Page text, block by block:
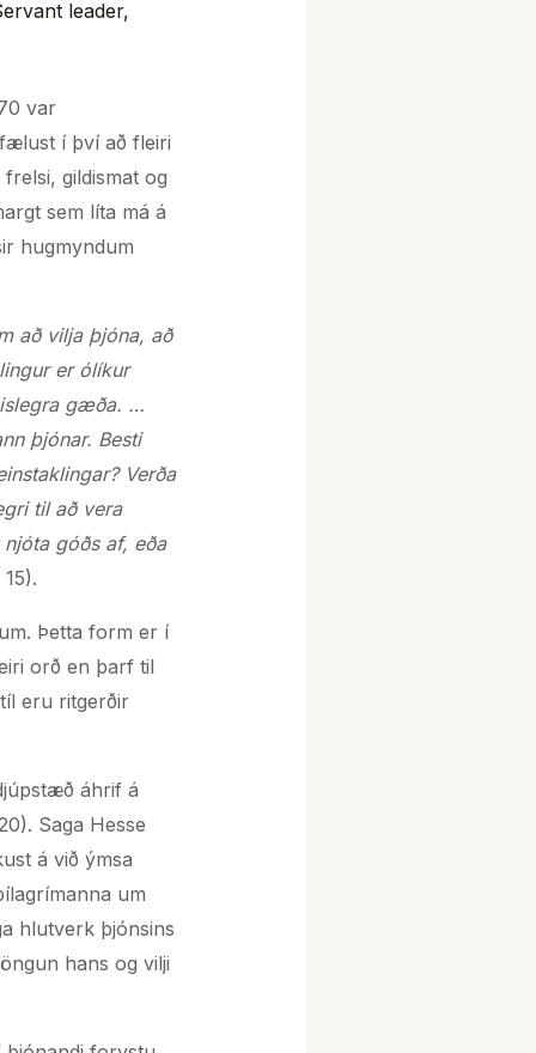
leader,
var
í því að fleiri
gildismat og
sem líta má á
hugmyndum
að vilja þjóna, að
er ólíkur
gæða. …
þjónar. Besti
Verða
til að vera
góðs af, eða
Þetta form er í
orð en þarf til
eru ritgerðir
áhrif á
Saga Hesse
á við ýmsa
um
hlutverk þjónsins
hans og vilji